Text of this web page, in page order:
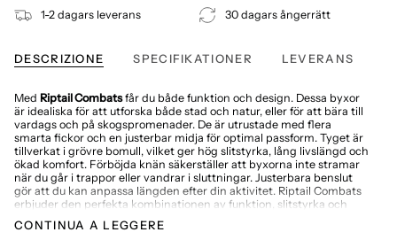
1-2 dagars leverans 30 dagars ångerrätt
DESCRIZIONE SPECIFIKATIONER LEVERANS
Med Riptail Combatsfår du både funktion och design. Dessa byxor
är idealiska för att utforska både stad och natur, eller för att bära till
vardags och på skogspromenader. De är utrustade med flera
smarta fickor och en justerbar midja för optimal passform. Tyget är
tillverkat i grövre bomull, vilket ger hög slitstyrka, lång livslängd och
ökad komfort. Förböjda knän säkerställer att byxorna inte stramar
när du går i trappor eller vandrar i sluttningar. Justerbara benslut
gör att du kan anpassa längden efter din aktivitet. Riptail Combats
erbjuder den perfekta kombinationen av funktion, slitstyrka och
CONTINUA A LEGGERE